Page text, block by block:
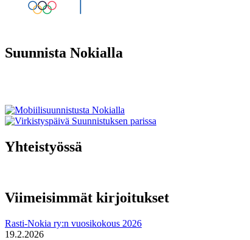
Suunnista Nokialla
Yhteistyössä
Viimeisimmät kirjoitukset
Rasti-Nokia ry:n vuosikokous 2026
19.2.2026